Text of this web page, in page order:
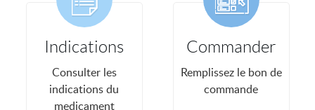
Indications
Consulter les
indications du
medicament
Commander
Remplissez le bon de
commande